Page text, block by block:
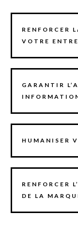
RENFORCER
VOTRE
GARANTIR
HUMANISER
RENFORCER
DE LA